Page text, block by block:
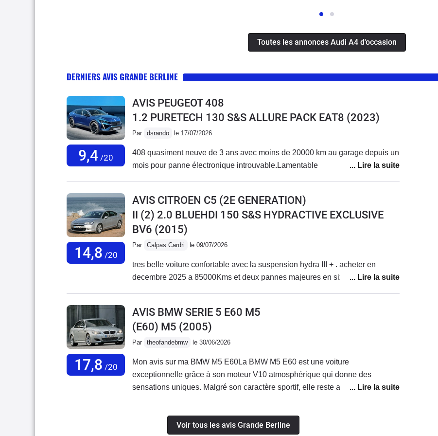
Toutes les annonces Audi A4 d'occasion
DERNIERS AVIS GRANDE BERLINE
9,4 /20
AVIS PEUGEOT 408
1.2 PURETECH 130 S&S ALLURE PACK EAT8 (2023)
Par dsrando le 17/07/2026
408 quasiment neuve de 3 ans avec moins de 20000 km au garage depuis un
mois pour panne électronique introuvable.Lamentable
14,8 /20
AVIS CITROEN C5 (2E GENERATION)
II (2) 2.0 BLUEHDI 150 S&S HYDRACTIVE EXCLUSIVE
BV6 (2015)
Par Calpas Cardri le 09/07/2026
tres belle voiture confortable avec la suspension hydra III + . acheter en
decembre 2025 a 85000Kms et deux pannes majeures en six mois .
17,8 /20
AVIS BMW SERIE 5 E60 M5
(E60) M5 (2005)
Par theofandebmw le 30/06/2026
Mon avis sur ma BMW M5 E60La BMW M5 E60 est une voiture
exceptionnelle grâce à son moteur V10 atmosphérique qui donne des
sensations uniques. Malgré son caractère sportif, elle reste agréable à utiliser
cela n’enlève pas le plaisir de conduire cette voiture.La consommation réelle
Voir tous les avis Grande Berline